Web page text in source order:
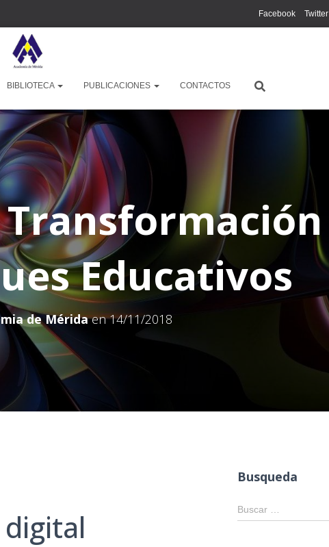
Facebook Twitter
BIBLIOTECA PUBLICACIONES CONTACTOS
Educativos
de Méridaen14/11/2018
Busqueda
B
u
Buscar …